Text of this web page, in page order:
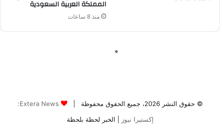
© حقوق النشر 2026، جميع الحقوق محفوظة |
Extera News:
إكستيرا نيوز
| الخبر لحظة بلحظة